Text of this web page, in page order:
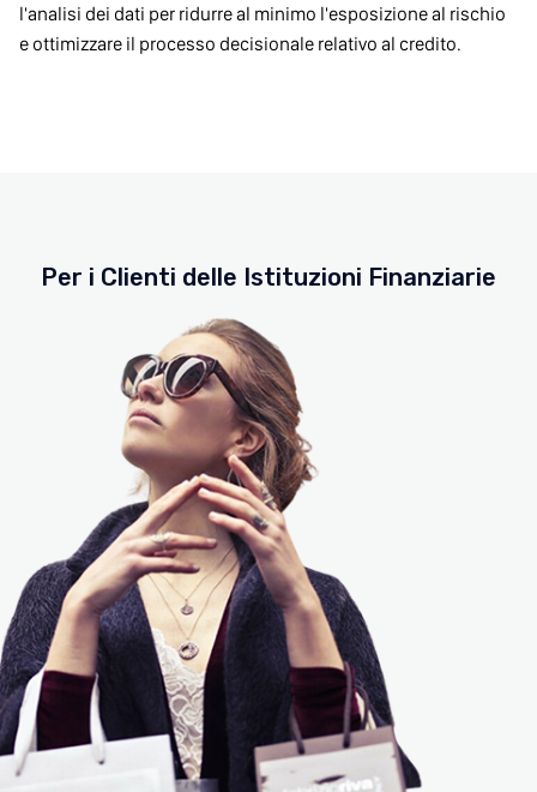
l'analisi dei dati per ridurre al minimo l'esposizione al rischio
e ottimizzare il processo decisionale relativo al credito.
Per i Clienti delle Istituzioni Finanziarie